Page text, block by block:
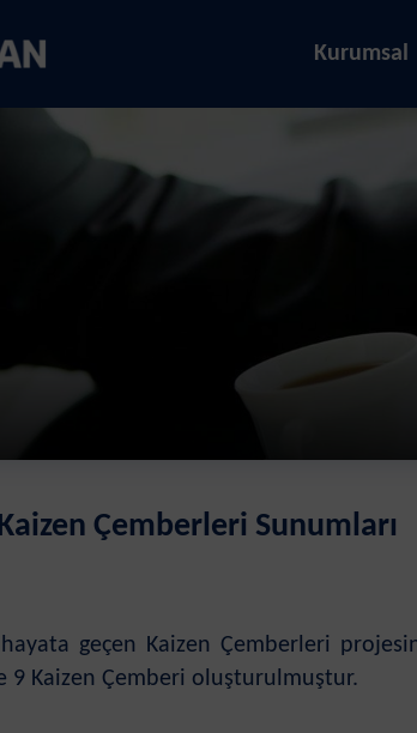
Kurumsal
Çemberleri Sunumları
hayata geçen Kaizen Çemberleri
9 Kaizen Çemberi oluşturulmuştur.